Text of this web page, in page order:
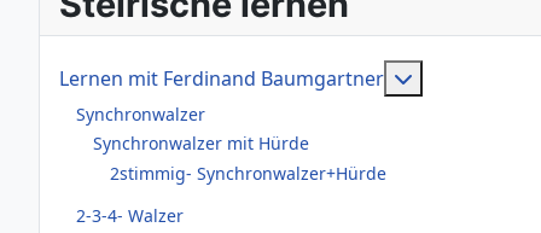
Lernen mit Ferdinand Baumgartner
Synchronwalzer
Synchronwalzer mit Hürde
2stimmig- Synchronwalzer+Hürde
2-3-4- Walzer